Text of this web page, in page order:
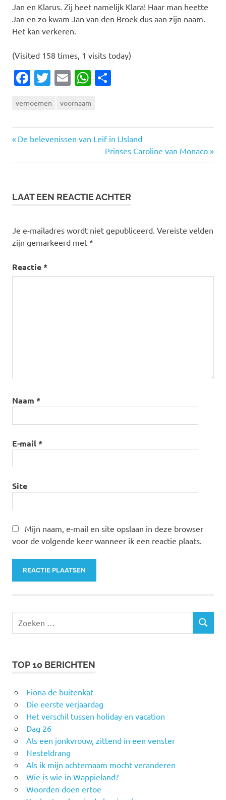
Jan en Klarus. Zij heet namelijk Klara! Haar man heette
Jan en zo kwam Jan van den Broek dus aan zijn naam.
Het kan verkeren.
(Visited 158 times, 1 visits today)
Facebook
Twitter
EmailWhatsApp
vernoemen voornaam
Bericht
navigatie
Vorige
De belevenissen van Leif in IJsland
Volgende
bericht:
Prinses Caroline van Monaco
LAAT EEN REACTIE ACHTER
Je e-mailadres wordt niet gepubliceerd. Vereiste velden
zijn gemarkeerd met *
Reactie*
Naam *
E-mail*
Site
Mijn naam, e-mail en site opslaan in deze browser
voor de volgende keer wanneer ik een reactie plaats.
naar:
ZOEKEN
TOP 10 BERICHTEN
Fiona de buitenkat
Die eerste verjaardag
Het verschil tussen holiday en vacation
Dag 26
Als een jonkvrouw, zittend in een venster
Nesteldrang
Als ik mijn achternaam mocht veranderen
Wie is wie in Wappieland?
Woorden doen ertoe